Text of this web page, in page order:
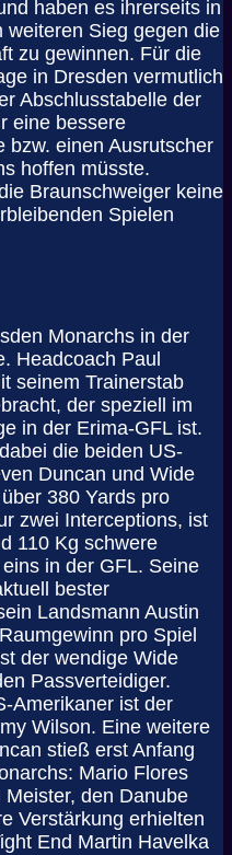
haben es ihrerseits in
weiteren Sieg gegen die
zu gewinnen. Für die
in Dresden vermutlich
Abschlusstabelle der
eine bessere
bzw. einen Ausrutscher
hoffen müsste.
Braunschweiger keine
Spielen
Monarchs in der
Headcoach Paul
seinem Trainerstab
der speziell im
in der Erima-GFL ist.
die beiden US-
Duncan und Wide
380 Yards pro
zwei Interceptions, ist
110 Kg schwere
in der GFL. Seine
bester
Landsmann Austin
pro Spiel
der wendige Wide
Passverteidiger.
Amerikaner ist der
Wilson. Eine weitere
stieß erst Anfang
Mario Flores
den Danube
Verstärkung erhielten
End Martin Havelka